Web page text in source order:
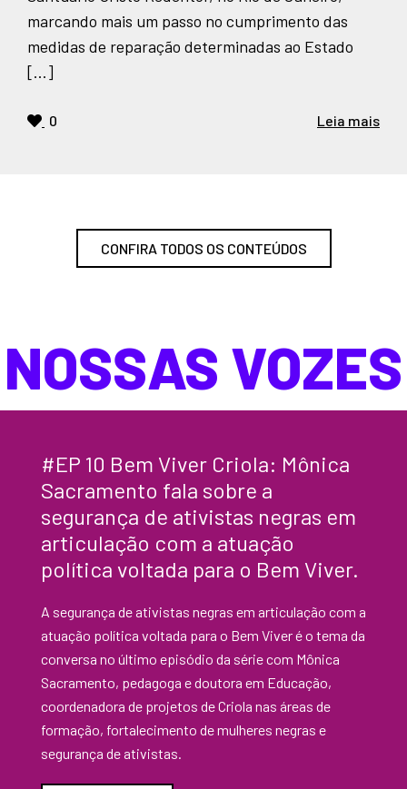
marcando mais um passo no cumprimento das
medidas de reparação determinadas ao Estado
[…]
0 Leia mais
CONFIRA TODOS OS CONTEÚDOS
NOSSAS VOZES
#EP 10 Bem Viver Criola: Mônica
Sacramento fala sobre a
segurança de ativistas negras em
articulação com a atuação
política voltada para o Bem Viver.
A segurança de ativistas negras em articulação com a
atuação política voltada para o Bem Viver é o tema da
conversa no último episódio da série com Mônica
Sacramento, pedagoga e doutora em Educação,
coordenadora de projetos de Criola nas áreas de
formação, fortalecimento de mulheres negras e
segurança de ativistas.